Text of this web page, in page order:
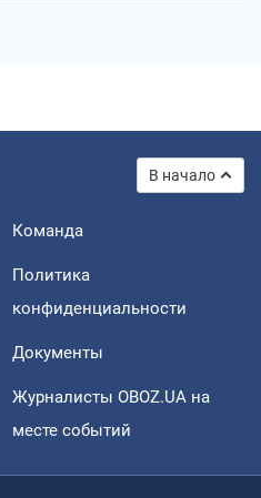
В начало
Команда
Политика
конфиденциальности
Документы
Журналисты OBOZ.UA на
месте событий